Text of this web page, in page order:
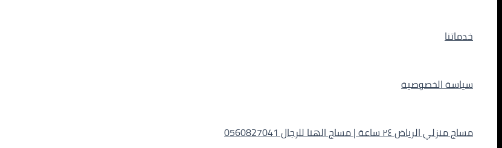
خدماتنا
سياسة الخصوصية
مساج منزلي الرياض ٢٤ ساعة | مساج الهنا للرجال 0560827041